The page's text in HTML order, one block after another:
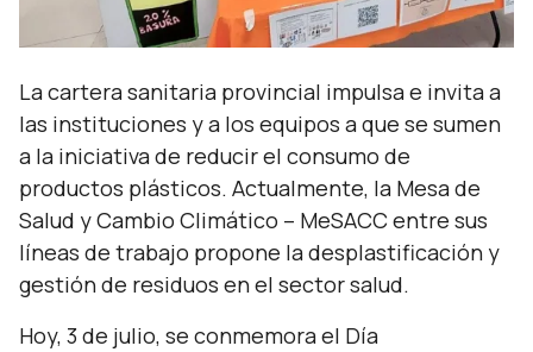
La cartera sanitaria provincial impulsa e invita a
las instituciones y a los equipos a que se sumen
a la iniciativa de reducir el consumo de
productos plásticos. Actualmente, la Mesa de
Salud y Cambio Climático – MeSACC entre sus
líneas de trabajo propone la desplastificación y
gestión de residuos en el sector salud.
Hoy, 3 de julio, se conmemora el Día